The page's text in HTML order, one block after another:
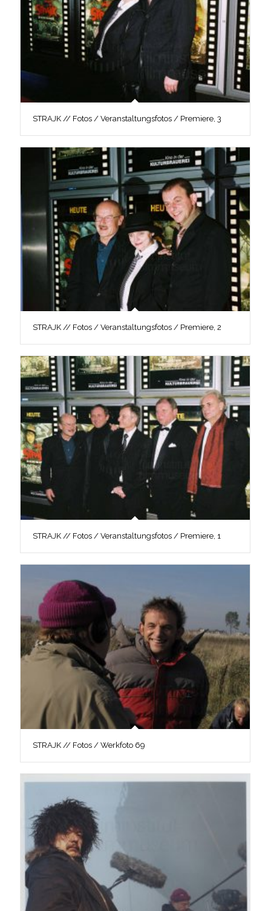
STRAJK // Fotos / Veranstaltungsfotos / Premiere, 3
STRAJK // Fotos / Veranstaltungsfotos / Premiere, 2
STRAJK // Fotos / Veranstaltungsfotos / Premiere, 1
STRAJK // Fotos / Werkfoto 69